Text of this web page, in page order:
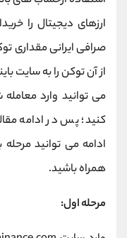
ارزهای دیجیتال را
صرافی ایرانی مقداری
از آن توکن را به سایت
می توانید وارد
کنید؛ پس در ادامه
ادامه می توانید
همراه باشید.
مرحله اول: